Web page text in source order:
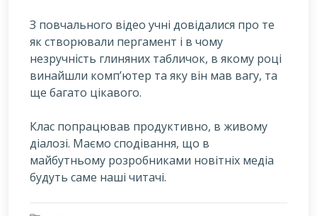
З повчального відео учні довідалися про те
як створювали пергамент і в чому
незручність глиняних табличок, в якому році
винайшли комп’ютер та яку він мав вагу, та
ще багато цікавого.
Клас попрацював продуктивно, в живому
діалозі. Маємо сподівання, що в
майбутньому розробниками новітніх медіа
будуть саме наші читачі.